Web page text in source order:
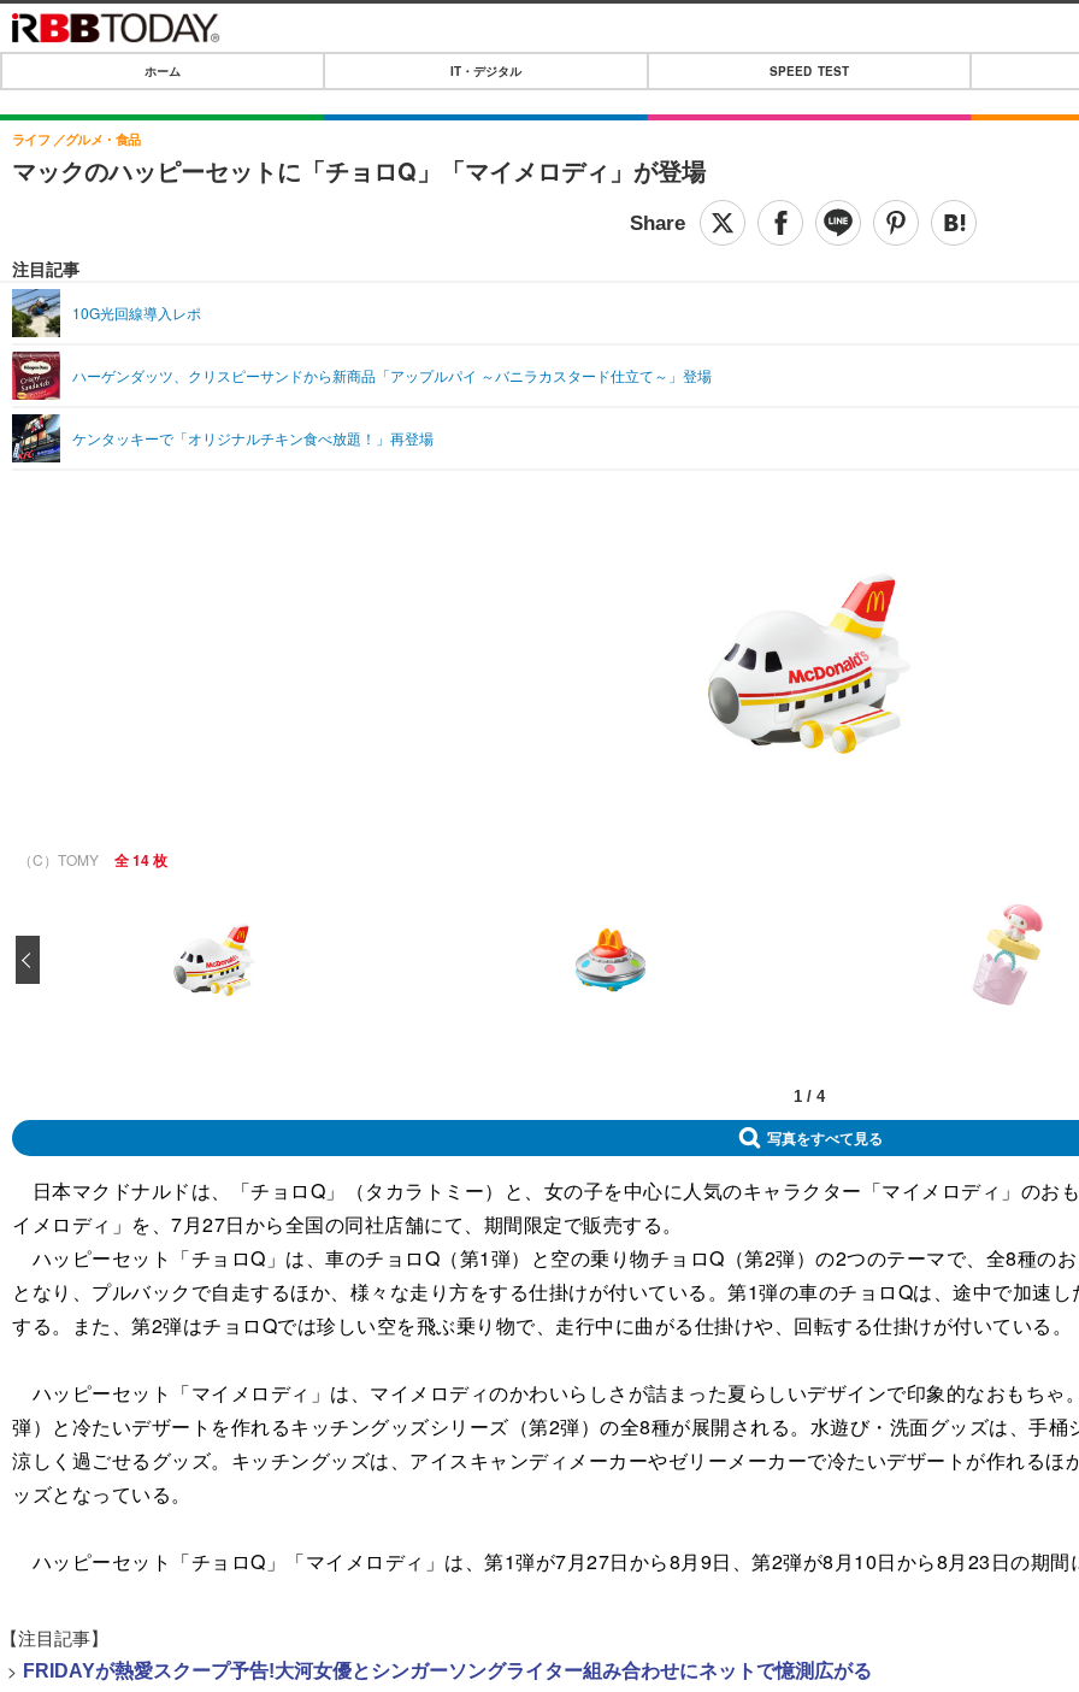
IT・デジタル
IT・デジタルTOP
SPEED TEST
音楽
ライフ
ペット
その他
リリース一覧
プッシュ通知の停止方法
ホーム IT・デジタル SPEED TEST
マックのハッピーセットに「チョロQ」「マイメロディ」が登場
ライフ グルメ・食品
注目記事
10G光回線導入レポ
ハーゲンダッツ、クリスピーサンドから新商品「アップルパイ ～バニラカスタード仕立て～」登場
ケンタッキーで「オリジナルチキン食べ放題！」再登場
（C）TOMY 全 14 枚
1 / 4
写真をすべて見る
日本マクドナルドは、「チョロQ」（タカラトミー）と、女の子を中心に人気のキャラクター「マイメロディ」のお
イメロディ」を、7月27日から全国の同社店舗にて、期間限定で販売する。
ハッピーセット「チョロQ」は、車のチョロQ（第1弾）と空の乗り物チョロQ（第2弾）の2つのテーマで、全8種の
となり、プルバックで自走するほか、様々な走り方をする仕掛けが付いている。第1弾の車のチョロQは、途中で加速
する。また、第2弾はチョロQでは珍しい空を飛ぶ乗り物で、走行中に曲がる仕掛けや、回転する仕掛けが付いている。
ハッピーセット「マイメロディ」は、マイメロディのかわいらしさが詰まった夏らしいデザインで印象的なおもちゃ
弾）と冷たいデザートを作れるキッチングッズシリーズ（第2弾）の全8種が展開される。水遊び・洗面グッズは、手
涼しく過ごせるグッズ。キッチングッズは、アイスキャンディメーカーやゼリーメーカーで冷たいデザートが作れる
ッズとなっている。
ハッピーセット「チョロQ」「マイメロディ」は、第1弾が7月27日から8月9日、第2弾が8月10日から8月23日の期間
【注目記事】
> FRIDAYが熱愛スクープ予告!大河女優とシンガーソングライター組み合わせにネットで憶測広がる